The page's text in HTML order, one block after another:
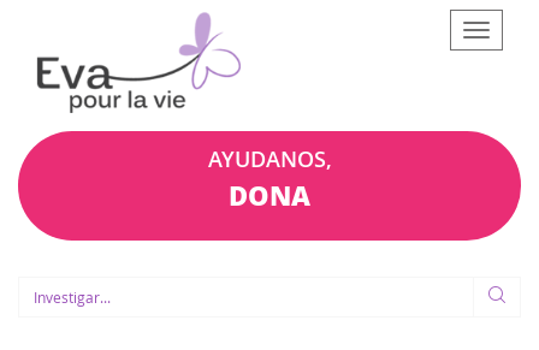
Afficher
le
AYUDANOS,
DONA